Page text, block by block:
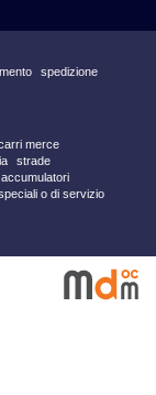
spedizione
merce
strade
o di servizio